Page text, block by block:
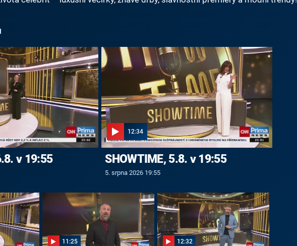
v 19:55
12:34
SHOWTIME, 5.8. v 19:55
5. srpna 2026 19:55
11:25 12:32